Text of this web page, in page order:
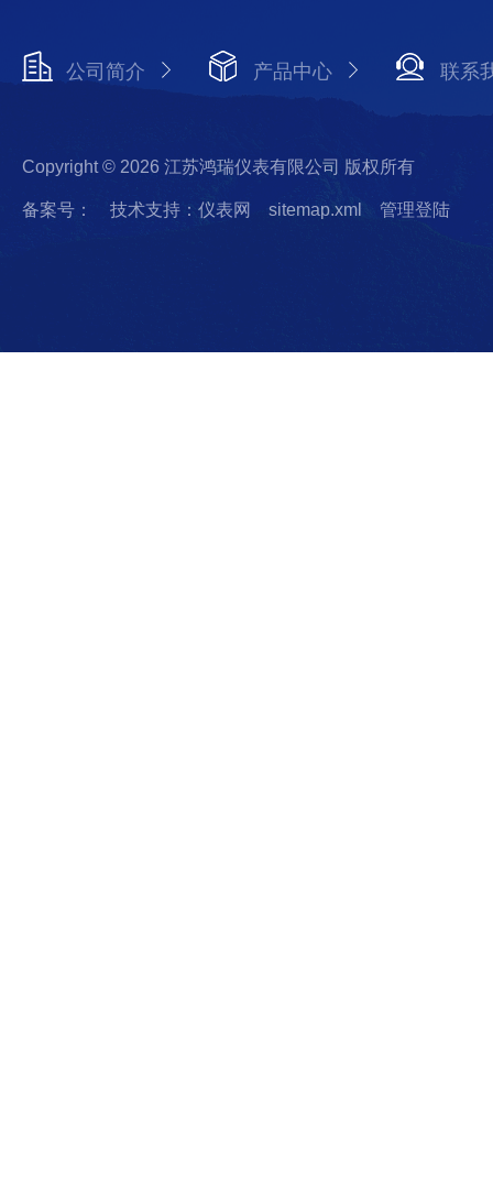
公司简介 产品中心 联系
Copyright © 2026 江苏鸿瑞仪表有限公司 版权所有
备案号： 技术支持：仪表网 sitemap.xml 管理登陆